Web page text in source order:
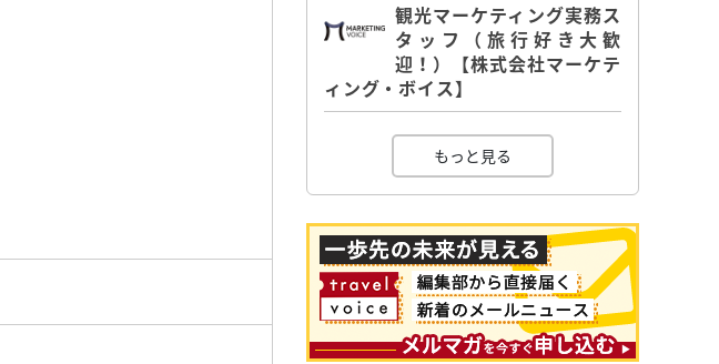
観光マーケティング実務ス
タッフ（旅行好き大歓
迎！）【株式会社マーケテ
ィング・ボイス】
もっと見る